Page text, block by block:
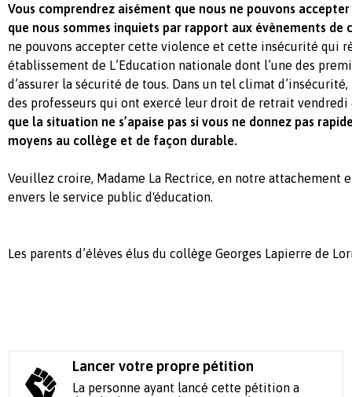
Vous comprendrez aisément que nous ne pouvons
que nous sommes inquiets par rapport aux évènements de
ne pouvons accepter cette violence et cette insécurité qui
établissement de L’Education nationale dont l’une des
d’assurer la sécurité de tous. Dans un tel climat
des professeurs qui ont exercé leur droit de retrait
que la situation ne s’apaise pas si vous ne donnez pas
moyens au collège et de façon durable.
Veuillez croire, Madame La Rectrice, en notre attachement
envers le service public d'éducation.
Les parents d’élèves élus du collège Georges Lapierre de
Lancer votre propre pétition
La personne ayant lancé cette pétition a